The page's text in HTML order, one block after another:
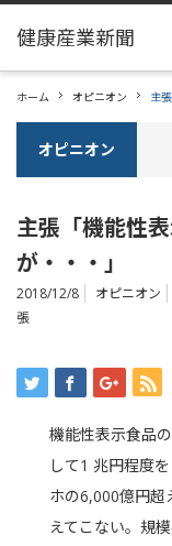
ホーム オピニオン 主
オピニオン
主張「機能性
が・・・」
2018/12/8 オピニオン
張
機能性表示食品
して1 兆円程度
ホの6,000億円超
えてこない。規